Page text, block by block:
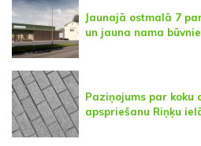
Jaunajā ostmalā 7
un jauna nama
Paziņojums par koku
apspriešanu Riņķu